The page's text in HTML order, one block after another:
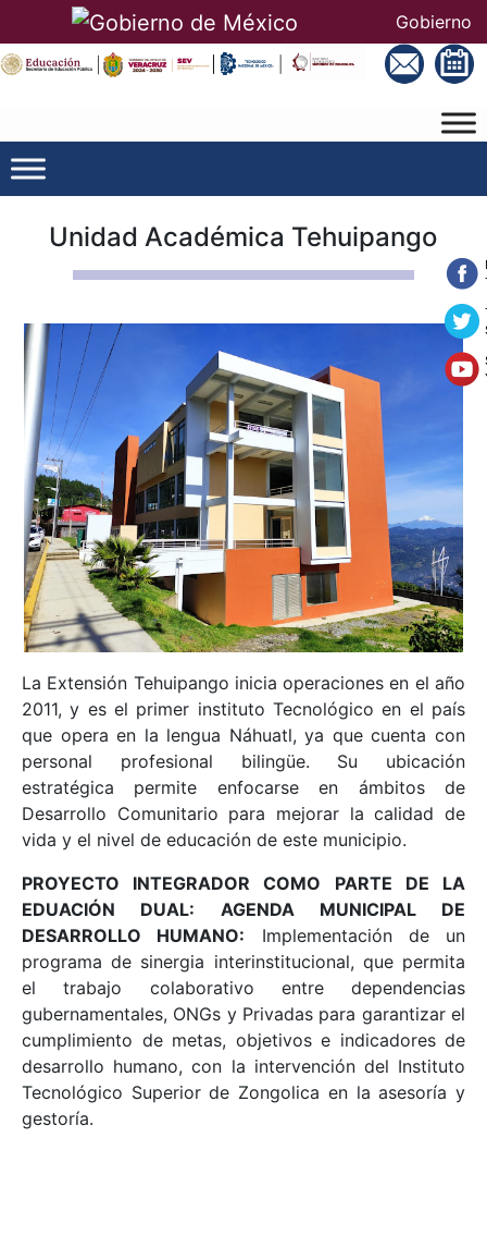
Gobierno
Unidad Académica Tehuipango
La Extensión Tehuipango inicia operaciones en el año
2011, y es el primer instituto Tecnológico en el país
que opera en la lengua Náhuatl, ya que cuenta con
personal profesional bilingüe. Su ubicación
estratégica permite enfocarse en ámbitos de
Desarrollo Comunitario para mejorar la calidad de
vida y el nivel de educación de este municipio.
PROYECTO INTEGRADOR COMO PARTE DE LA
EDUACIÓN DUAL: AGENDA MUNICIPAL DE
DESARROLLO HUMANO: Implementación de un
programa de sinergia interinstitucional, que permita
el trabajo colaborativo entre dependencias
gubernamentales, ONGs y Privadas para garantizar el
cumplimiento de metas, objetivos e indicadores de
desarrollo humano, con la intervención del Instituto
Tecnológico Superior de Zongolica en la asesoría y
gestoría.